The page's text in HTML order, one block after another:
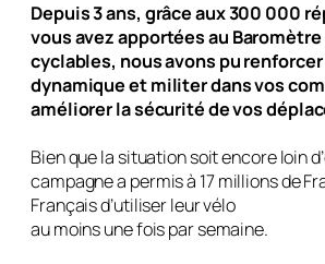
Depuis 3 ans, grâce aux 300 000
vous avez apportées au
cyclables, nous avons pu
dynamique et militer dans vos
améliorer la sécurité de vos
Bien que la situation soit encore loin
campagne a permis à 17 millions de
Français d’utiliser leur vélo
au moins une fois par semaine.